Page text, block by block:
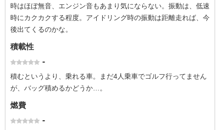
時はほぼ無音、エンジン音もあまり気にならない。振動は、低速
時にカクカクする程度。アイドリング時の振動は距離走れば、今
後出てくるのかな。
積載性
-
積むというより、乗れる車。まだ4人乗車でゴルフ行ってません
が、バッグ積めるかどうか…。
燃費
-